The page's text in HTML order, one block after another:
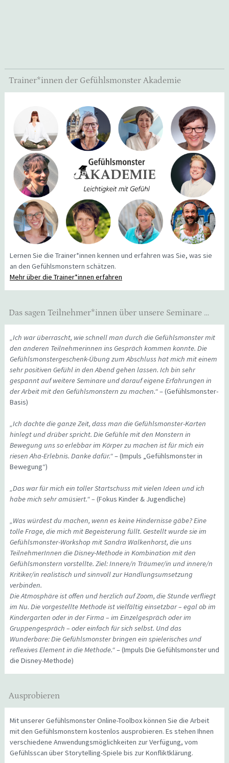
Trainer*innen der Gefühlsmonster Akademie
Lernen Sie die Trainer*innen kennen und erfahren was Sie, was sie
an den Gefühlsmonstern schätzen.
Mehr über die Trainer*innen erfahren
Das sagen Teilnehmer*innen über unsere Seminare …
„Ich war überrascht, wie schnell man durch die Gefühlsmonster mit
den anderen Teilnehmerinnen ins Gespräch kommen konnte. Die
Gefühlsmonstergeschenk-Übung zum Abschluss hat mich mit einem
sehr positiven Gefühl in den Abend gehen lassen. Ich bin sehr
gespannt auf weitere Seminare und darauf eigene Erfahrungen in
der Arbeit mit den Gefühlsmonstern zu machen.“– (Gefühlsmonster-
Basis)
„Ich dachte die ganze Zeit, dass man die Gefühlsmonster-Karten
hinlegt und drüber spricht. Die Gefühle mit den Monstern in
Bewegung uns so erlebbar im Körper zu machen ist für mich ein
riesen Aha-Erlebnis. Danke dafür.“– (Impuls „Gefühlsmonster in
Bewegung“)
„Das war für mich ein toller Startschuss mit vielen Ideen und ich
habe mich sehr amüsiert.“ – (Fokus Kinder & Jugendliche)
„Was würdest du machen, wenn es keine Hindernisse gäbe? Eine
tolle Frage, die mich mit Begeisterung füllt. Gestellt wurde sie im
Gefühlsmonster-Workshop mit Sandra Walkenhorst, die uns
TeilnehmerInnen die Disney-Methode in Kombination mit den
Gefühlsmonstern vorstellte. Ziel: Innere/n Träumer/in und innere/n
Kritiker/in realistisch und sinnvoll zur Handlungsumsetzung
verbinden.
Die Atmosphäre ist offen und herzlich auf Zoom, die Stunde verfliegt
im Nu. Die vorgestellte Methode ist vielfältig einsetzbar – egal ob im
Kindergarten oder in der Firma – im Einzelgespräch oder im
Gruppengespräch – oder einfach für sich selbst. Und das
Wunderbare: Die Gefühlsmonster bringen ein spielerisches und
reflexives Element in die Methode.“– (Impuls Die Gefühlsmonster und
die Disney-Methode)
Ausprobieren
Mit unserer Gefühlsmonster Online-Toolbox können Sie die Arbeit
mit den Gefühlsmonstern kostenlos ausprobieren. Es stehen Ihnen
verschiedene Anwendungsmöglichkeiten zur Verfügung, vom
Gefühlsscan über Storytelling-Spiele bis zur Konfliktklärung.